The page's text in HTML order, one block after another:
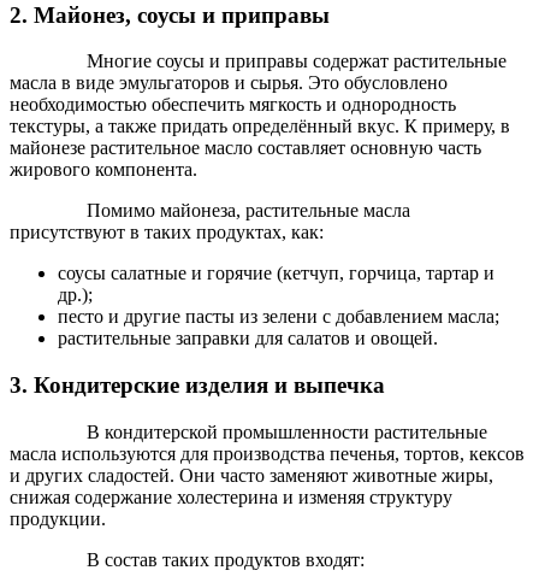
2. Майонез, соусы и приправы
Многие соусы и приправы содержат растительные
масла в виде эмульгаторов и сырья. Это обусловлено
необходимостью обеспечить мягкость и однородность
текстуры, а также придать определённый вкус. К примеру, в
майонезе растительное масло составляет основную часть
жирового компонента.
Помимо майонеза, растительные масла
присутствуют в таких продуктах, как:
соусы салатные и горячие (кетчуп, горчица, тартар и
др.);
песто и другие пасты из зелени с добавлением масла;
растительные заправки для салатов и овощей.
3. Кондитерские изделия и выпечка
В кондитерской промышленности растительные
масла используются для производства печенья, тортов, кексов
и других сладостей. Они часто заменяют животные жиры,
снижая содержание холестерина и изменяя структуру
продукции.
В состав таких продуктов входят: